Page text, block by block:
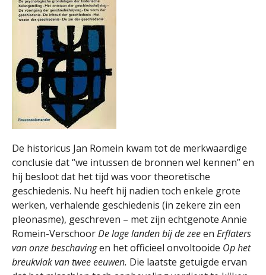
De historicus Jan Romein kwam tot de merkwaardige
conclusie dat “we intussen de bronnen wel kennen” en
hij besloot dat het tijd was voor theoretische
geschiedenis. Nu heeft hij nadien toch enkele grote
werken, verhalende geschiedenis (in zekere zin een
pleonasme), geschreven – met zijn echtgenote Annie
Romein-VerschoorDe lage landen bij de zeeen Erflaters
van onze beschavingen het officieel onvoltooide Op het
breukvlak van twee eeuwen. Die laatste getuigde ervan